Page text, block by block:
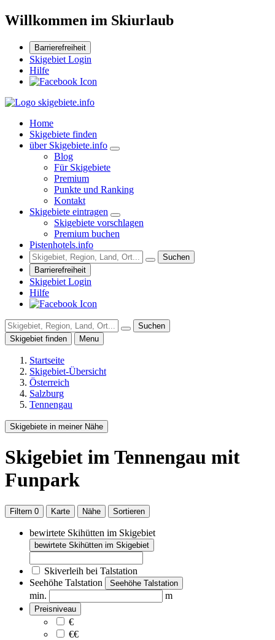
Willkommen im Skiurlaub
Barrierefreiheit
Skigebiet Login
Hilfe
Home
Skigebiete finden
über Skigebiete.info
Blog
Für Skigebiete
Premium
Punkte und Ranking
Kontakt
Skigebiete eintragen
Skigebiete vorschlagen
Premium buchen
Pistenhotels.info
Suchen
Barrierefreiheit
Skigebiet Login
Hilfe
Suchen
Skigebiet finden
Menu
Startseite
Skigebiet-Übersicht
Österreich
Salzburg
Tennengau
Skigebiete in meiner Nähe
Skigebiet im Tennengau mit
Funpark
Filtern 0 Karte Nähe Sortieren
bewirtete Skihütten im Skigebiet
bewirtete Skihütten im Skigebiet
Skiverleih bei Talstation
Seehöhe Talstation
Seehöhe Talstation
min. m
Preisniveau
€
€€